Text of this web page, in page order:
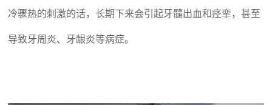
冷骤热的刺激的话，长期下来会引起牙髓出血和痉挛，甚至
导致牙周炎、牙龈炎等病症。